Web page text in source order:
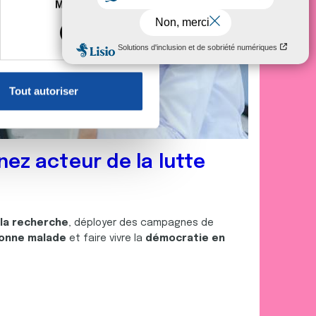
reportez-vous à lasection «
sur les cookies.
informations que
Marketing
Tout autoriser
acteur de la lutte
recherche, déployer des campagnes de
malade et faire vivre la démocratie en